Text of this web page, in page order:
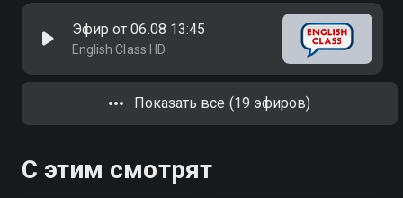
Эфир от 06.08 13:45
English Class HD
Показать все (19 эфиров)
С этим смотрят